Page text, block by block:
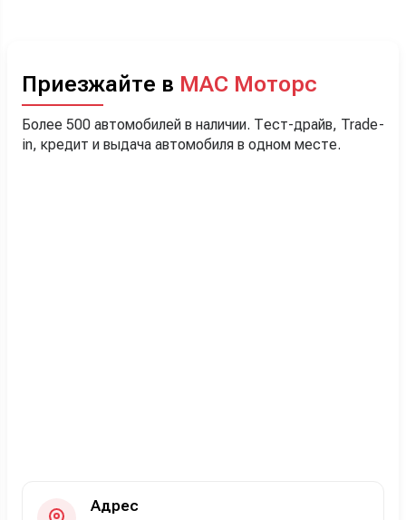
Приезжайте в МАС Моторс
Более 500 автомобилей в наличии. Тест-драйв, Trade-
in, кредит и выдача автомобиля в одном месте.
Адрес